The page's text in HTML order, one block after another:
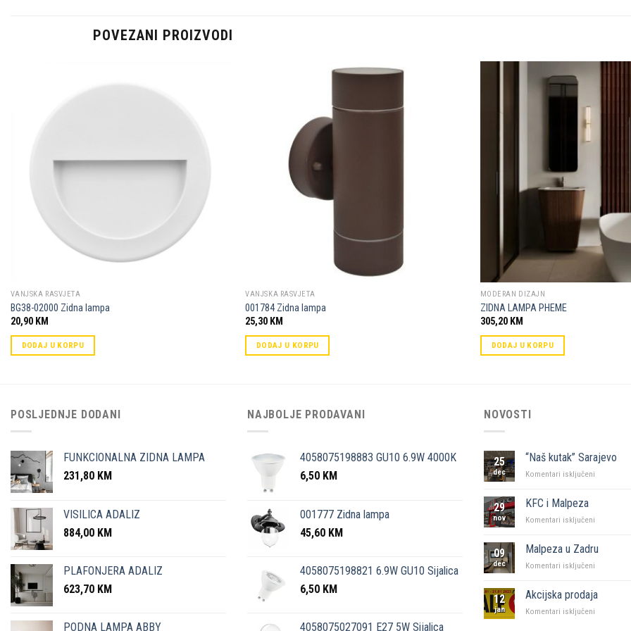
POVEZANI PROIZVODI
VANJSKA RASVJETA
BG38-02000 Zidna lampa
20,90 KM
DODAJ U KORPU
VANJSKA RASVJETA
001784 Zidna lampa
25,30 KM
DODAJ U KORPU
MODERAN DIZAJN
ZIDNA LAMPA PHEME
305,20 KM
DODAJ U KORPU
POSLJEDNJE DODANI
FUNKCIONALNA ZIDNA LAMPA
231,80 KM
VISILICA ADALIZ
884,00 KM
PLAFONJERA ADALIZ
623,70 KM
PODNA LAMPA ABBY
NAJBOLJE PRODAVANI
4058075198883 GU10 6.9W 4000K
6,50 KM
001777 Zidna lampa
45,60 KM
4058075198821 6.9W GU10 Sijalica
6,50 KM
4058075027091 E27 5W Sijalica
NOVOSTI
25
dec
“Naš kutak” Sarajevo
Komentari isključeni
29
nov
KFC i Malpeza
Komentari isključeni
Malpeza
09
dec
Malpeza u Zadru
Komentari isključeni
Zadru
12
jan
Akcijska prodaja
Komentari isključeni